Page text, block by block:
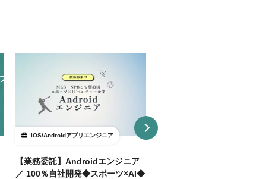
iOS/Androidアプリエンジニア
【業務委託】Androidエンジニア
／ 100％自社開発◆スポーツ×AI◆